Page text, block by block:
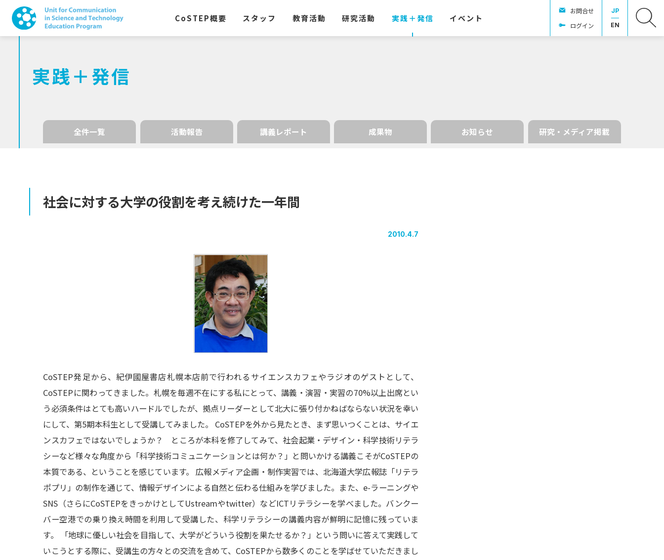
CoSTEP概要 スタッフ 教育活動 研究活動 実践＋発信 イベント
お問合せ
ログイン
JP
EN
実践＋発信
全件一覧 活動報告 講義レポート 成果物 お知らせ 研究・メディア掲載
社会に対する大学の役割を考え続けた一年間
2010.4.7
CoSTEP発足から、紀伊國屋書店札幌本店前で行われるサイエンスカフェやラジオのゲストとして、
CoSTEPに関わってきました。札幌を毎週不在にする私にとって、講義・演習・実習の70%以上出席とい
う必須条件はとても高いハードルでしたが、拠点リーダーとして北大に張り付かねばならない状況を幸い
にして、第5期本科生として受講してみました。 CoSTEPを外から見たとき、まず思いつくことは、サイエ
ンスカフェではないでしょうか？ ところが本科を修了してみて、社会起業・デザイン・科学技術リテラ
シーなど様々な角度から「科学技術コミュニケーションとは何か？」と問いかける講義こそがCoSTEPの
本質である、ということを感じています。 広報メディア企画・制作実習では、北海道大学広報誌「リテラ
ポプリ」の制作を通じて、情報デザインによる自然と伝わる仕組みを学びました。また、e-ラーニングや
SNS（さらにCoSTEPをきっかけとしてUstreamやtwitter）などICTリテラシーを学べました。バンクー
バー空港での乗り換え時間を利用して受講した、科学リテラシーの講義内容が鮮明に記憶に残っていま
す。 「地球に優しい社会を目指して、大学がどういう役割を果たせるか？」という問いに答えて実践して
いこうとする際に、受講生の方々との交流を含めて、CoSTEPから数多くのことを学ばせていただきまし